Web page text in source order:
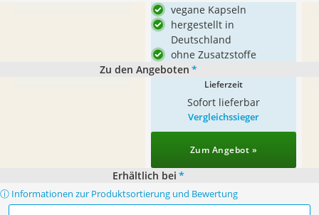
vegane Kapseln
hergestellt in
Deutschland
ohne Zusatzstoffe
Zu den Angeboten *
Lieferzeit
Sofort lieferbar
Vergleichssieger
Zum Angebot »
Erhältlich bei *
ⓘ Informationen zur Produktsortierung und Bewertung